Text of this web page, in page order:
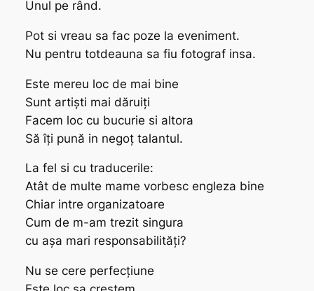
Unul pe rând.
Pot si vreau sa fac poze la eveniment.
Nu pentru totdeauna sa fiu fotograf insa.
Este mereu loc de mai bine
Sunt artiști mai dăruiți
Facem loc cu bucurie si altora
Să îți pună in negoț talantul.
La fel si cu traducerile:
Atât de multe mame vorbesc engleza bine
Chiar intre organizatoare
Cum de m-am trezit singura
cu așa mari responsabilități?
Nu se cere perfecțiune